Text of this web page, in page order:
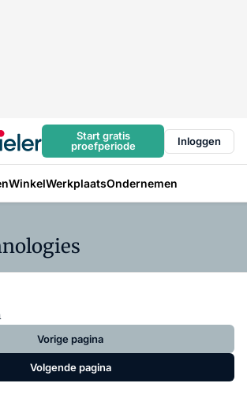
Start gratis
proefperiode
Inloggen
WinkelWerkplaatsOndernemen
Vorige pagina
Volgende pagina